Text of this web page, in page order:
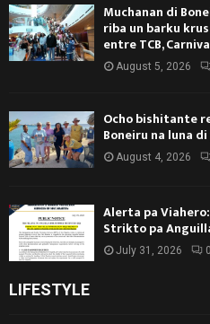
Muchanan di
riba un barku
entre TCB,
August 5, 2026
Ocho bishitante
Boneiru na luna
August 4, 2026
Alerta pa
Strikto pa
July 31, 2026 0
LIFESTYLE